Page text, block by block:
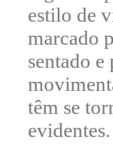
estilo de
marcado
sentado e
têm se
evidentes.